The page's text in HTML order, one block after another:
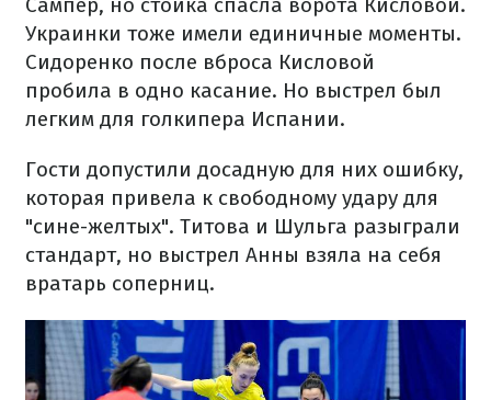
Украинки тоже имели единичные моменты.
Сидоренко после вброса Кисловой
пробила в одно касание. Но выстрел был
легким для голкипера Испании.
Гости допустили досадную для них ошибку,
которая привела к свободному удару для
"сине-желтых". Титова и Шульга разыграли
стандарт, но выстрел Анны взяла на себя
вратарь соперниц.